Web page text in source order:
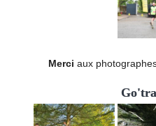
Merci aux